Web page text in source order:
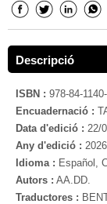
Descripció
ISBN : 978-84-
Encuadernació :
Data d'edició : 22/
Any d'edició : 2026
Idioma : Español,
Autors : AA.DD.
Traductores :